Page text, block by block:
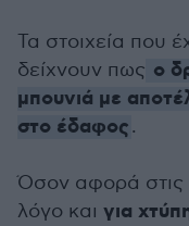
Τα στοιχεία που
δείχνουν πως ο
μπουνιά με
στο έδαφος.
Όσον αφορά στις
λόγο και για